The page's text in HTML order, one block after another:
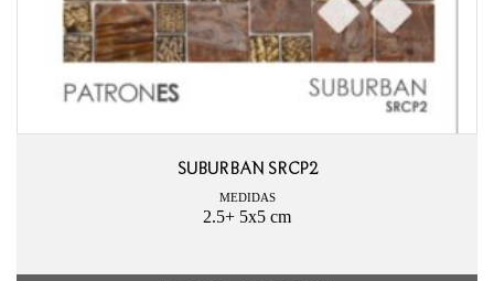
SUBURBAN SRCP2
MEDIDAS
2.5+ 5x5 cm